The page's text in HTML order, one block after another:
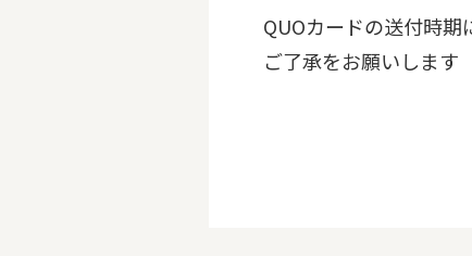
QUOカードの送付時期
ご了承をお願いします